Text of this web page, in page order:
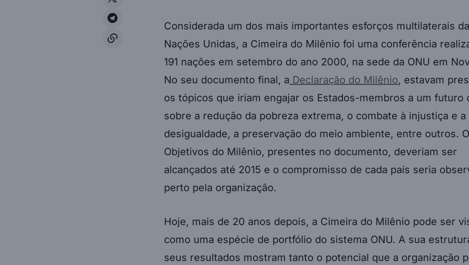
Considerada um dos mais importantes esforços multilaterais
Nações Unidas, a Cimeira do Milênio foi uma conferência
191 nações em setembro do ano 2000, na sede da ONU em
No seu documento final, a Declaração do Milênio, estavam
os tópicos que iriam engajar os Estados-membros a um futuro
sobre a redução da pobreza extrema, o combate à injustiça e a
desigualdade, a preservação do meio ambiente, entre outros.
Objetivos do Milênio, presentes no documento, deveriam ser
alcançados até 2015 e o compromisso de cada país seria
perto pela organização.
Hoje, mais de 20 anos depois, a Cimeira do Milênio pode ser
como uma espécie de portfólio do sistema ONU. A sua
seus resultados mostram tanto o potencial que a organização